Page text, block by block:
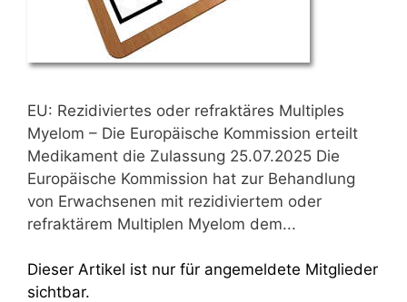
EU: Rezidiviertes oder refraktäres Multiples
Myelom – Die Europäische Kommission erteilt
Medikament die Zulassung 25.07.2025 Die
Europäische Kommission hat zur Behandlung
von Erwachsenen mit rezidiviertem oder
refraktärem Multiplen Myelom dem...
Dieser Artikel ist nur für angemeldete Mitglieder
sichtbar.